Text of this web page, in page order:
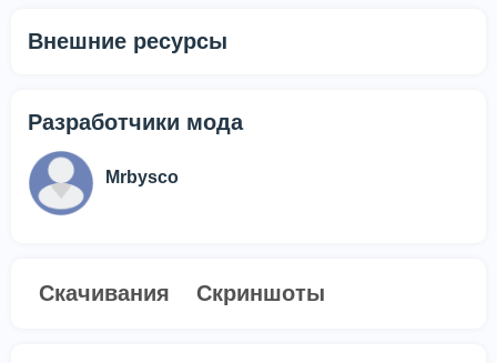
Внешние ресурсы
Разработчики мода
Mrbysco
Скачивания Скриншоты